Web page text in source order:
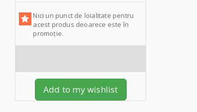
Nici un punct de loialitate pentru
acest produs deoarece este în
promoție.
Add to my wishlist